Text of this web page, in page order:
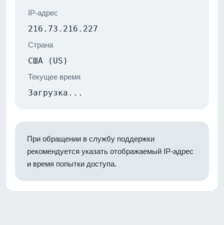
IP-адрес
216.73.216.227
Страна
США (US)
Текущее время
Загрузка...
При обращении в службу поддержки
рекомендуется указать отображаемый IP-адрес
и время попытки доступа.